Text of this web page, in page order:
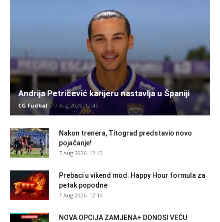
Andrija Petričević karijeru nastavlja u Španiji
CG Fudbal - 7 Aug 2026. 12:45
Nakon trenera, Titograd predstavio novo
pojačanje!
7 Aug 2026. 12:40
Prebaci u vikend mod: Happy Hour formula za
petak popodne
7 Aug 2026. 12:14
NOVA OPCIJA ZAMJENA+ DONOSI VEĆU